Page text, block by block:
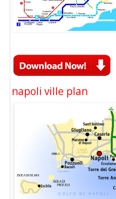
napoli ville plan